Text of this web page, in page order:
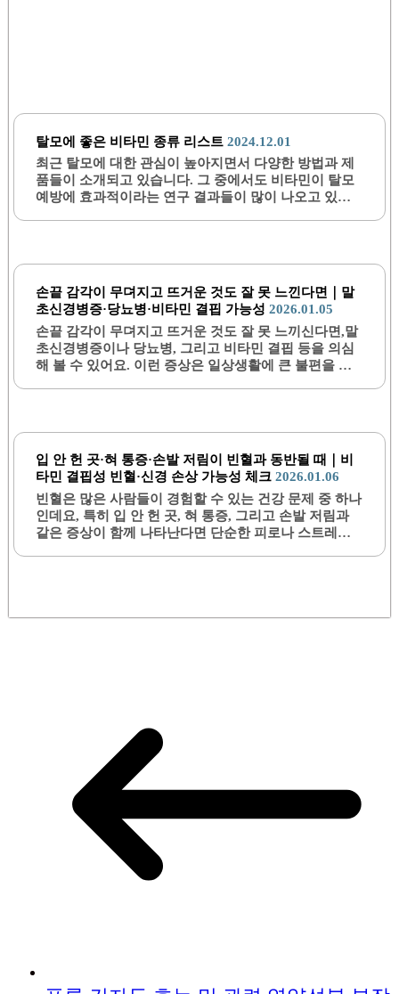
탈모에 좋은 비타민 종류 리스트 2024.12.01
최근 탈모에 대한 관심이 높아지면서 다양한 방법과 제
품들이 소개되고 있습니다. 그 중에서도 비타민이 탈모
예방에 효과적이라는 연구 결과들이 많이 나오고 있어,
모발 성장과 두피 건강에 중요한 역할을 합니다. 이 비타
분비를 조절하여 건조함을 예방합니다. 특히, 비타민 A
가 부족할 경우 모발이 쉽게 빠질 수 있으므로 적절한 섭
취가 필요합니다. 이 비타민은 당근, 고구마, 시금치 같
은 채소나 간, 달걀 노른자와 같은 동물성 식품에서 풍부
하게 포함되어 있습니다. 비타민 B군 비타민 B군은 탈모
손끝 감각이 무뎌지고 뜨거운 것도 잘 못 느낀다면｜말
초신경병증·당뇨병·비타민 결핍 가능성 2026.01.05
손끝 감각이 무뎌지고 뜨거운 것도 잘 못 느끼신다면,말
초신경병증이나 당뇨병, 그리고 비타민 결핍 등을 의심
해 볼 수 있어요. 이런 증상은 일상생활에 큰 불편을 주
있으니, 증상이 나타난다면 꾸준히 관찰하고 의사와 상
인, 그리고 관리법까지 자세히 알려드릴게요.1. 말초신
경병증이란?말초신경병증은 말초신경에 손상이 생겨
감각이나 운동 기능에 이상이 나타나는 질환이에요. 주
로 손끝이나 발끝에서 감각이 무뎌지고 저린 증상이 나
타나며, 뜨거운 자극을 잘 느끼지 못하는 경우가 많아요.
입 안 헌 곳·혀 통증·손발 저림이 빈혈과 동반될 때｜비
타민 결핍성 빈혈·신경 손상 가능성 체크 2026.01.06
빈혈은 많은 사람들이 경험할 수 있는 건강 문제 중 하나
인데요, 특히 입 안 헌 곳, 혀 통증, 그리고 손발 저림과
같은 증상이 함께 나타난다면 단순한 피로나 스트레스
리고 어떻게 관리해야 하는지 구체적으로 알려드릴게